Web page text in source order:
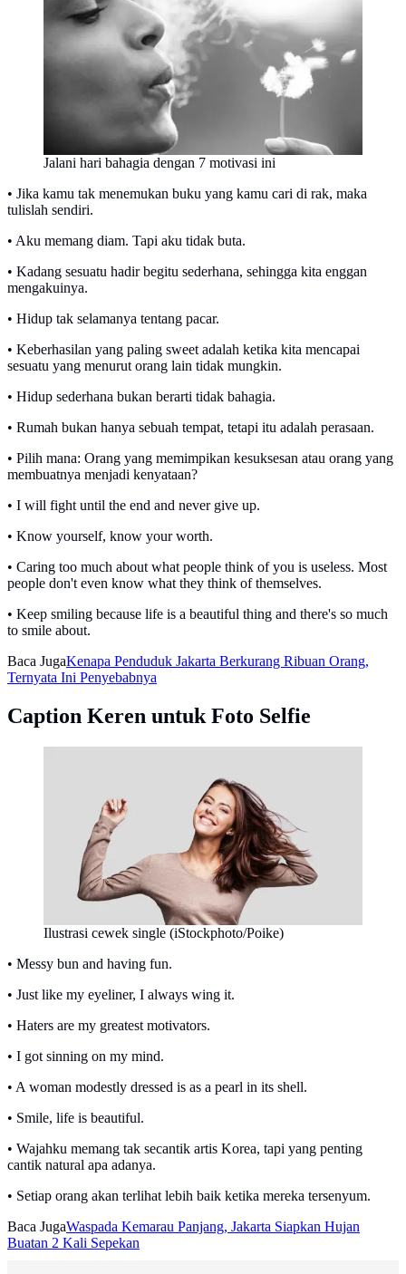
Jalani hari bahagia dengan 7 motivasi ini
• Jika kamu tak menemukan buku yang kamu cari di rak, maka
tulislah sendiri.
• Aku memang diam. Tapi aku tidak buta.
• Kadang sesuatu hadir begitu sederhana, sehingga kita enggan
mengakuinya.
• Hidup tak selamanya tentang pacar.
• Keberhasilan yang paling sweet adalah ketika kita mencapai
sesuatu yang menurut orang lain tidak mungkin.
• Hidup sederhana bukan berarti tidak bahagia.
• Rumah bukan hanya sebuah tempat, tetapi itu adalah perasaan.
• Pilih mana: Orang yang memimpikan kesuksesan atau orang yang
membuatnya menjadi kenyataan?
• I will fight until the end and never give up.
• Know yourself, know your worth.
• Caring too much about what people think of you is useless. Most
people don't even know what they think of themselves.
• Keep smiling because life is a beautiful thing and there's so much
to smile about.
Baca JugaKenapa Penduduk Jakarta Berkurang Ribuan Orang,
Ternyata Ini Penyebabnya
Caption Keren untuk Foto Selfie
Ilustrasi cewek single (iStockphoto/Poike)
• Messy bun and having fun.
• Just like my eyeliner, I always wing it.
• Haters are my greatest motivators.
• I got sinning on my mind.
• A woman modestly dressed is as a pearl in its shell.
• Smile, life is beautiful.
• Wajahku memang tak secantik artis Korea, tapi yang penting
cantik natural apa adanya.
• Setiap orang akan terlihat lebih baik ketika mereka tersenyum.
Baca JugaWaspada Kemarau Panjang, Jakarta Siapkan Hujan
Buatan 2 Kali Sepekan